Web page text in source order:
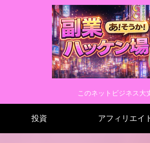
このネットビジネス大
投資 アフィリエイ